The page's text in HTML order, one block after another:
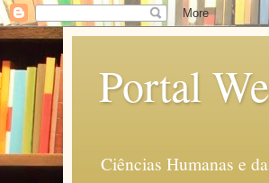
Portal
Ciências Humanas e